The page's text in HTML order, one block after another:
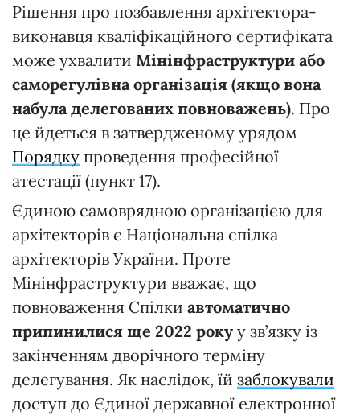
Рішення про позбавлення архітектора-
виконавця кваліфікаційного сертифіката
може ухвалити Мінінфраструктури або
саморегулівна організація (якщо вона
набула делегованих повноважень). Про
це йдеться в затвердженому урядом
Порядку проведення професійної
атестації (пункт 17).
Єдиною самоврядною організацією для
архітекторів є Національна спілка
архітекторів України. Проте
Мінінфраструктури вважає, що
повноваження Спілки автоматично
припинилися ще 2022 року у зв’язку із
закінченням дворічного терміну
делегування. Як наслідок, їй заблокували
доступ до Єдиної державної електронної